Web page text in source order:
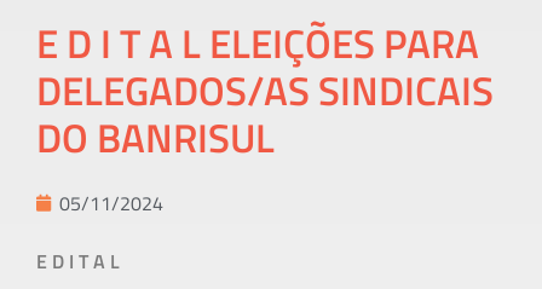
E D I T A L ELEIÇÕES PARA
DELEGADOS/AS SINDICAIS
DO BANRISUL
05/11/2024
E D I T A L